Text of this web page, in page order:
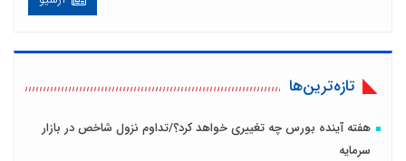
تازه‌ترین‌ها
هفته آینده بورس چه تغییری خواهد کرد؟/تداوم نزول شاخص در بازار
سرمایه